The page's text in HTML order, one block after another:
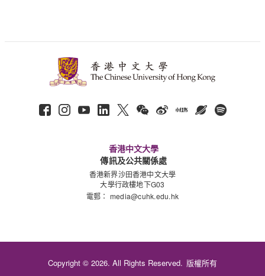
香港中文大學
傳訊及公共關係處
香港新界沙田香港中文大學
大學行政樓地下G03
電郵： media@cuhk.edu.hk
Copyright © 2026. All Rights Reserved. 版權所有